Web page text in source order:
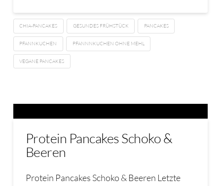
CHIA-PANCAKES GESUNDES FRÜHSTÜCK PANCAKES
PFANNKUCHEN PFANNNKUCHEN OHNE MEHL
VEGANE PANCAKES
Protein Pancakes Schoko &
Beeren
Protein Pancakes Schoko & Beeren Letzte